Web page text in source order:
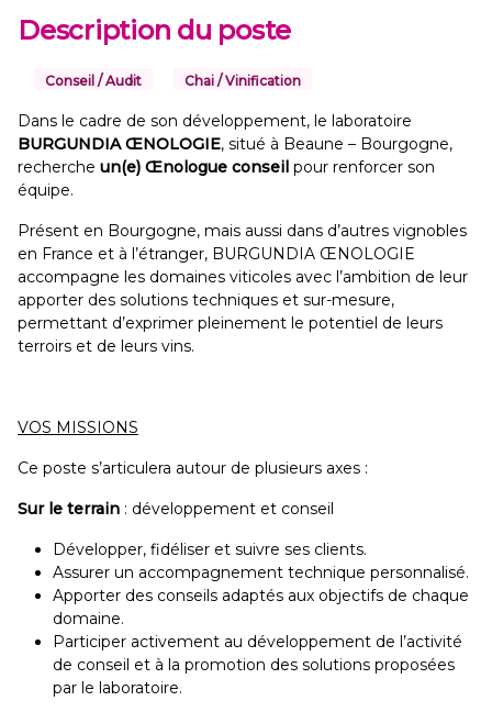
Description du poste
Conseil / Audit Chai / Vinification
Dans le cadre de son développement, le laboratoire
BURGUNDIA ŒNOLOGIE, situé à Beaune – Bourgogne,
recherche un(e) Œnologue conseil pour renforcer son
équipe.
Présent en Bourgogne, mais aussi dans d’autres vignobles
en France et à l’étranger, BURGUNDIA ŒNOLOGIE
accompagne les domaines viticoles avec l’ambition de leur
apporter des solutions techniques et sur-mesure,
permettant d’exprimer pleinement le potentiel de leurs
terroirs et de leurs vins.
VOS MISSIONS
Ce poste s’articulera autour de plusieurs axes :
Sur le terrain : développement et conseil
Développer, fidéliser et suivre ses clients.
Assurer un accompagnement technique personnalisé.
Apporter des conseils adaptés aux objectifs de chaque
domaine.
Participer activement au développement de l’activité
de conseil et à la promotion des solutions proposées
par le laboratoire.